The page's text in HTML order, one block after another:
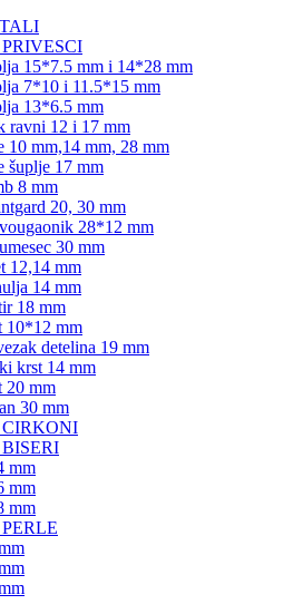
15*7.5 mm i 14*28 mm
7*10 i 11.5*15 mm
13*6.5 mm
ravni 12 i 17 mm
10 mm,14 mm, 28 mm
šuplje 17 mm
8 mm
20, 30 mm
28*12 mm
30 mm
12,14 mm
14 mm
18 mm
10*12 mm
detelina 19 mm
krst 14 mm
20 mm
30 mm
CIRKONI
mm
mm
mm